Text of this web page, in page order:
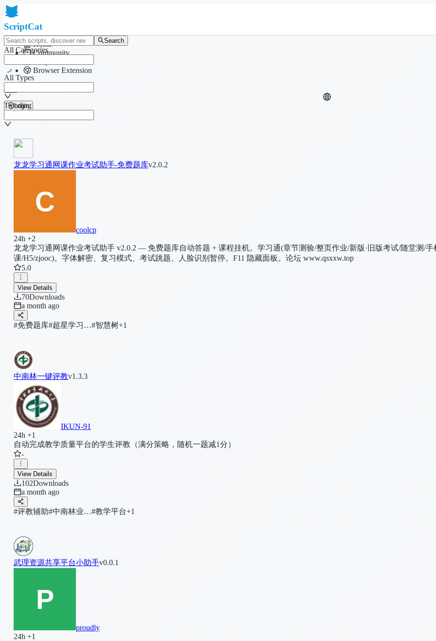
ScriptCat
Home
Community
Browser Extension
Login
Search
All Categories
All Types
Trending
龙龙学习通网课作业考试助手-免费题库v2.0.2
coolcp
24h +2
龙龙学习通网课作业考试助手 v2.0.2 — 免费题库自动答题 + 课程挂机。学习通(章节测验/整页作业/新版·旧版考试/随堂测/
课/H5/zjooc)。字体解密、复习模式、考试跳题、人脸识别暂停。F11 隐藏面板。论坛 www.qsxxw.top
5.0
View Details
70Downloads
a month ago
#免费题库#超星学习…#智慧树+1
中南林一键评教v1.3.3
IKUN-91
24h +1
自动完成教学质量平台的学生评教（满分策略，随机一题减1分）
-
View Details
102Downloads
a month ago
#评教辅助#中南林业…#教学平台+1
武理资源共享平台小助手v0.0.1
proudly
24h +1